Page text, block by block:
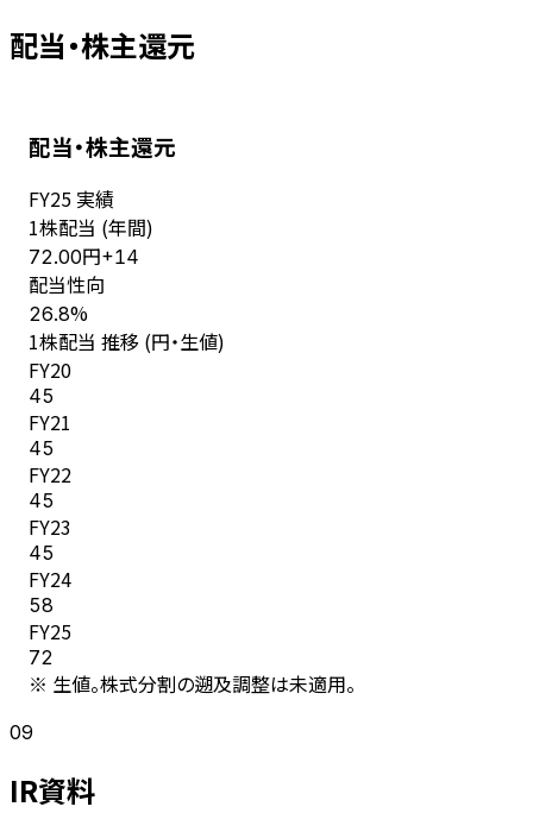
配当・株主還元
配当・株主還元
FY25 実績
1株配当 (年間)
72.00円+14
配当性向
26.8%
1株配当 推移 (円・生値)
FY20
45
FY21
45
FY22
45
FY23
45
FY24
58
FY25
72
※ 生値。株式分割の遡及調整は未適用。
09
IR資料